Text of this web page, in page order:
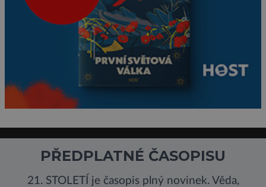
PŘEDPLATNÉ ČASOPISU
21. STOLETÍ je časopis plný novinek. Věda,